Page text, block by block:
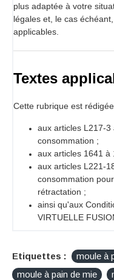
plus adaptée à votre
légales et, le cas
applicables.
Textes
Cette rubrique est
aux articles L217-3
consommation ;
aux articles 1641 à
aux articles L221-
consommation
rétractation ;
ainsi qu'aux
VIRTUELLE
Etiquettes : moule à
moule à pain de mie